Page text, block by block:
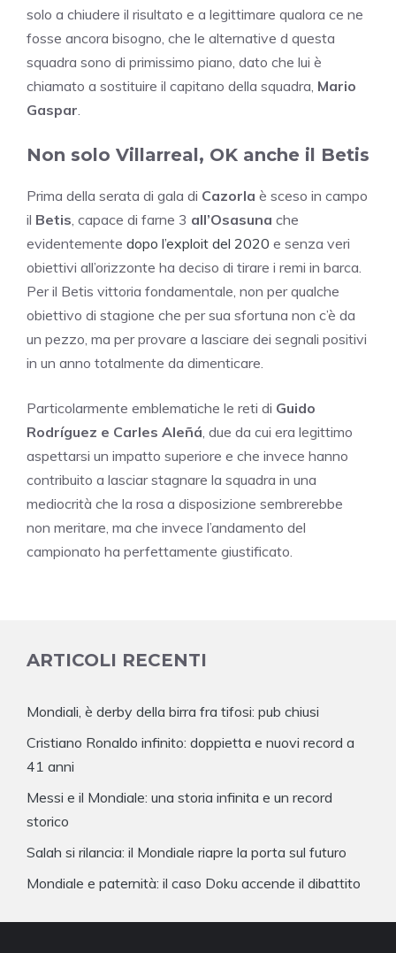
solo a chiudere il risultato e a legittimare qualora ce ne
fosse ancora bisogno, che le alternative d questa
squadra sono di primissimo piano, dato che lui è
chiamato a sostituire il capitano della squadra, Mario
Gaspar.
Non solo Villarreal, OK anche il Betis
Prima della serata di gala di Cazorla è sceso in campo
il Betis, capace di farne 3 all’Osasuna che
evidentemente dopo l’exploit del 2020 e senza veri
obiettivi all’orizzonte ha deciso di tirare i remi in barca.
Per il Betis vittoria fondamentale, non per qualche
obiettivo di stagione che per sua sfortuna non c’è da
un pezzo, ma per provare a lasciare dei segnali positivi
in un anno totalmente da dimenticare.
Particolarmente emblematiche le reti di Guido
Rodríguez e Carles Aleñá, due da cui era legittimo
aspettarsi un impatto superiore e che invece hanno
contribuito a lasciar stagnare la squadra in una
mediocrità che la rosa a disposizione sembrerebbe
non meritare, ma che invece l’andamento del
campionato ha perfettamente giustificato.
ARTICOLI RECENTI
Mondiali, è derby della birra fra tifosi: pub chiusi
Cristiano Ronaldo infinito: doppietta e nuovi record a
41 anni
Messi e il Mondiale: una storia infinita e un record
storico
Salah si rilancia: il Mondiale riapre la porta sul futuro
Mondiale e paternità: il caso Doku accende il dibattito